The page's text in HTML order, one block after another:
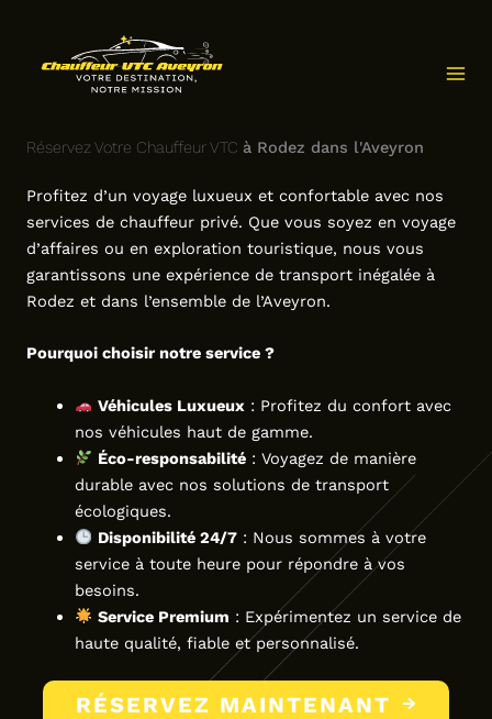
contenu
Réservez Votre Chauffeur VTC à Rodez dans l'Aveyron
Profitez d’un voyage luxueux et confortable avec nos
services de chauffeur privé. Que vous soyez en voyage
d’affaires ou en exploration touristique, nous vous
garantissons une expérience de transport inégalée à
Rodez et dans l’ensemble de l’Aveyron.
Pourquoi choisir notre service ?
Véhicules Luxueux : Profitez du confort avec
nos véhicules haut de gamme.
Éco-responsabilité : Voyagez de manière
durable avec nos solutions de transport
écologiques.
Disponibilité 24/7 : Nous sommes à votre
service à toute heure pour répondre à vos
besoins.
Service Premium : Expérimentez un service de
haute qualité, fiable et personnalisé.
RÉSERVEZ MAINTENANT